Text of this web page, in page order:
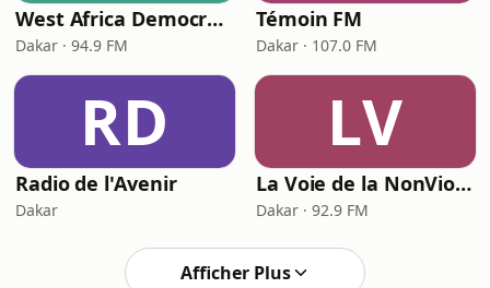
West Africa Democracy Radio (WADR)
Dakar · 94.9 FM
Témoin FM
Dakar · 107.0 FM
RD
Radio de l'Avenir
Dakar
LV
La Voie de la NonViolence
Dakar · 92.9 FM
Afficher Plus